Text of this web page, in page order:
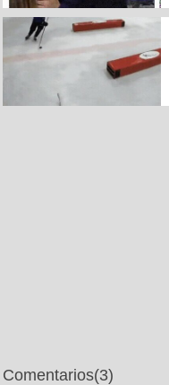
Comentarios(3)